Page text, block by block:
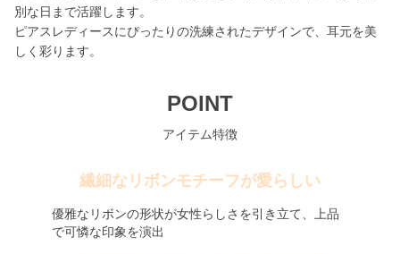
別な日まで活躍します。
ピアスレディースにぴったりの洗練されたデザインで、耳元を美
しく彩ります。
POINT
アイテム特徴
繊細なリボンモチーフが愛らしい
優雅なリボンの形状が女性らしさを引き立て、上品
で可憐な印象を演出